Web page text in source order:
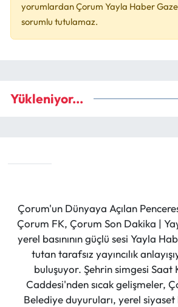
yorumlardan Çorum Yayla Haber
sorumlu tutulamaz.
Yükleniyor...
Çorum'un Dünyaya Açılan
Çorum FK, Çorum Son Dakika |
yerel basınının güçlü sesi Yayla
tutan tarafsız yayıncılık
buluşuyor. Şehrin simgesi Saat
Caddesi'nden sıcak gelişmeler,
Belediye duyuruları, yerel